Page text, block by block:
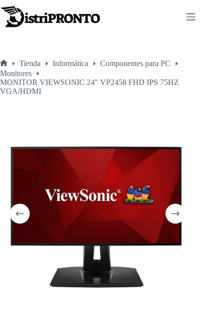
al
contenido
Inicio
Tienda Informática
Componentes para PC
Monitores
MONITOR VIEWSONIC 24″ VP2458 FHD IPS 75HZ
VGA/HDMI